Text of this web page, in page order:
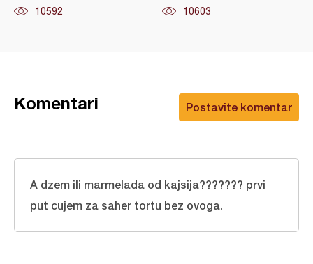
10592 10603
Postavite komentar
Komentari
A dzem ili marmelada od kajsija??????? prvi
put cujem za saher tortu bez ovoga.